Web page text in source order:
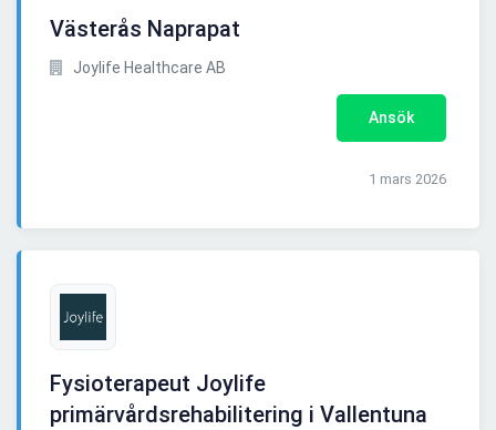
Västerås Naprapat
Joylife Healthcare AB
Ansök
1 mars 2026
Fysioterapeut Joylife
primärvårdsrehabilitering i Vallentuna